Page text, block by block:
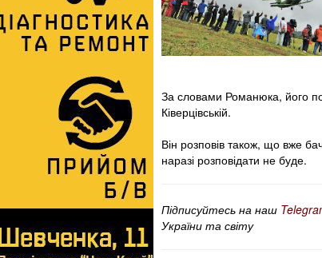
За словами Романюка, його
Ківерцівській.
Він розповів також, що вже
наразі розповідати не буде.
Підписуйтесь на наш
України та світу